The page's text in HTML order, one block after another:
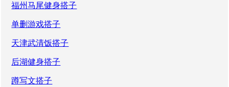
福州马尾健身搭子
单删游戏搭子
天津武清饭搭子
后湖健身搭子
蹲写文搭子